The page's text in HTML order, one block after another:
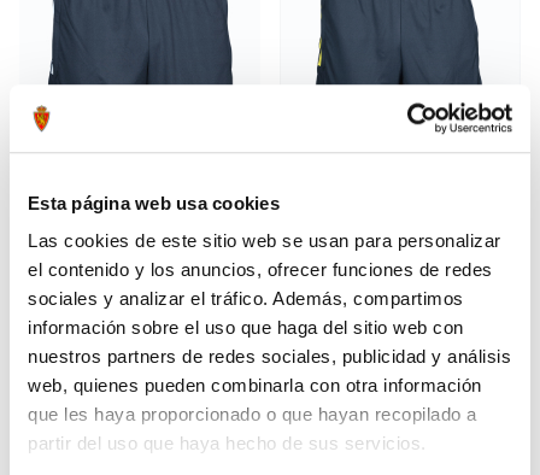
Esta página web usa cookies
Las cookies de este sitio web se usan para personalizar
el contenido y los anuncios, ofrecer funciones de redes
sociales y analizar el tráfico. Además, compartimos
información sobre el uso que haga del sitio web con
nuestros partners de redes sociales, publicidad y análisis
web, quienes pueden combinarla con otra información
que les haya proporcionado o que hayan recopilado a
partir del uso que haya hecho de sus servicios.
PANTALÓN CORTO NEGRO
ENTRENO Y PASEO INFANTIL
15,00 €
PANTALÓN CORTO ENTRENO
TÉCNICO INFANTIL 23/24
15,00 €